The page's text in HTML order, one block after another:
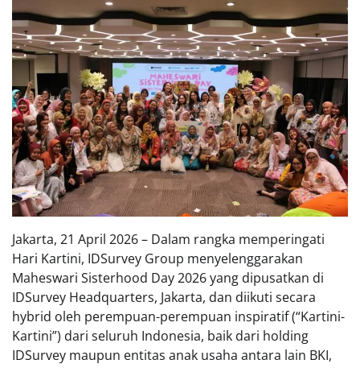
Jakarta, 21 April 2026 – Dalam rangka memperingati
Hari Kartini, IDSurvey Group menyelenggarakan
Maheswari Sisterhood Day 2026 yang dipusatkan di
IDSurvey Headquarters, Jakarta, dan diikuti secara
hybrid oleh perempuan-perempuan inspiratif (“Kartini-
Kartini”) dari seluruh Indonesia, baik dari holding
IDSurvey maupun entitas anak usaha antara lain BKI,